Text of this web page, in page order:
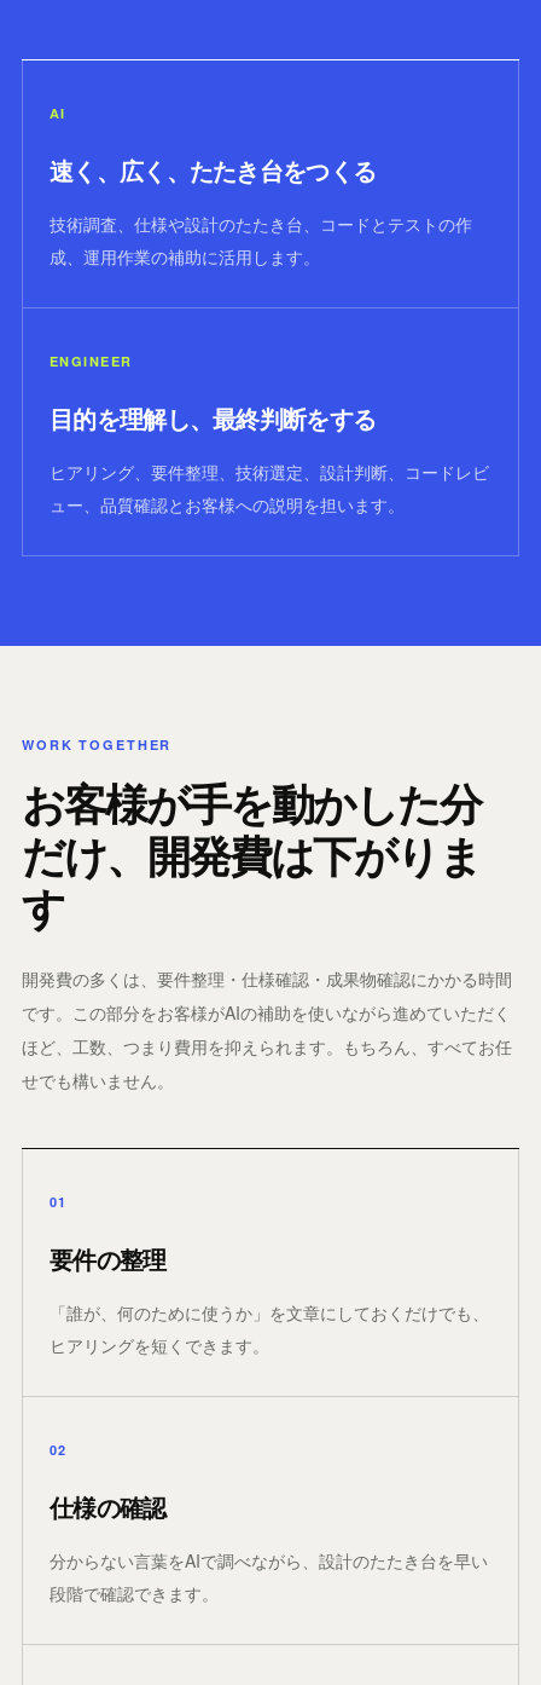
AI
速く、広く、たたき台をつくる
技術調査、仕様や設計のたたき台、コードとテストの作
成、運用作業の補助に活用します。
ENGINEER
目的を理解し、最終判断をする
ヒアリング、要件整理、技術選定、設計判断、コードレビ
ュー、品質確認とお客様への説明を担います。
WORK TOGETHER
お客様が手を動かした分
だけ、開発費は下がりま
す
開発費の多くは、要件整理・仕様確認・成果物確認にかかる時間
です。この部分をお客様がAIの補助を使いながら進めていただく
ほど、工数、つまり費用を抑えられます。もちろん、すべてお任
せでも構いません。
01
要件の整理
「誰が、何のために使うか」を文章にしておくだけでも、
ヒアリングを短くできます。
02
仕様の確認
分からない言葉をAIで調べながら、設計のたたき台を早い
段階で確認できます。